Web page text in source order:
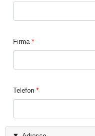
Firma
Telefon